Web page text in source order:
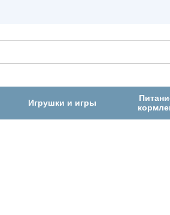
Игрушки и игры